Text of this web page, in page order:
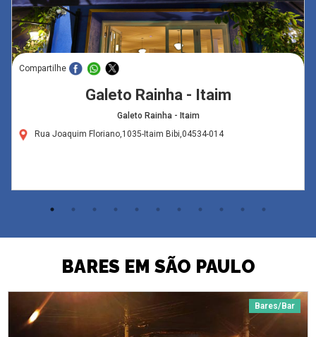
Compartilhe
Galeto Rainha - Itaim
Galeto Rainha - Itaim
Rua Joaquim Floriano,1035-Itaim Bibi,04534-014
BARES EM SÃO PAULO
Bares/Bar